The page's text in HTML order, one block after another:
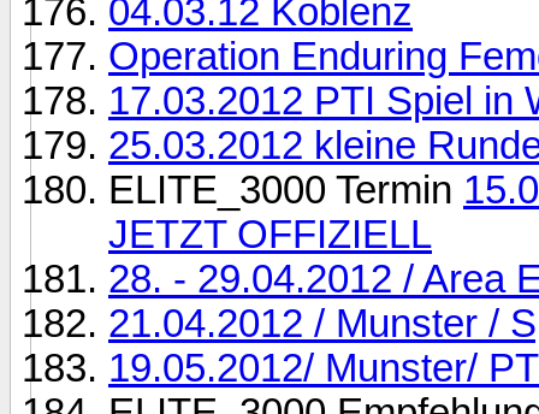
04.03.12 Koblenz
Operation Enduring
17.03.2012 PTI Spiel in
25.03.2012 kleine
ELITE_3000 Termin
JETZT OFFIZIELL
28. - 29.04.2012 / Area
21.04.2012 / Munster /
19.05.2012/ Munster/